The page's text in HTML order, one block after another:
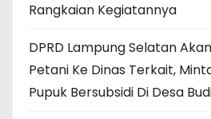
Rangkaian Kegiatannya
DPRD Lampung Selatan
Petani Ke Dinas Terkait,
Pupuk Bersubsidi Di Desa